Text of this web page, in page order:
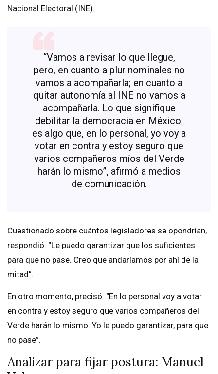
Nacional Electoral (INE).
“Vamos a revisar lo que llegue,
pero, en cuanto a plurinominales no
vamos a acompañarla; en cuanto a
quitar autonomía al INE no vamos a
acompañarla. Lo que signifique
debilitar la democracia en México,
es algo que, en lo personal, yo voy a
votar en contra y estoy seguro que
varios compañeros míos del Verde
harán lo mismo”, afirmó a medios
de comunicación.
Cuestionado sobre cuántos legisladores se opondrían,
respondió: “Le puedo garantizar que los suficientes
para que no pase. Creo que andaríamos por ahí de la
mitad”.
En otro momento, precisó: “En lo personal voy a votar
en contra y estoy seguro que varios compañeros del
Verde harán lo mismo. Yo le puedo garantizar, para que
no pase”.
Analizar para fijar postura: Manuel